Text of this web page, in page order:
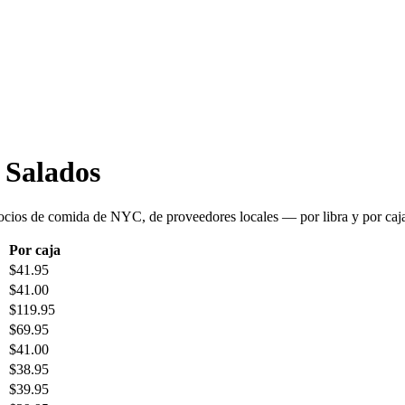
de comida de NYC, de proveedores locales — por libra y por
Por caja
$41.95
$41.00
$119.95
$69.95
$41.00
$38.95
$39.95